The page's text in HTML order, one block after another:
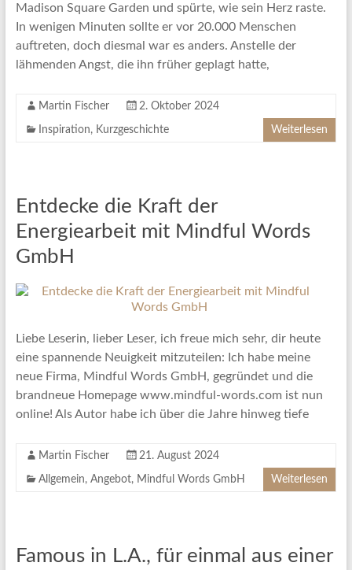
Madison Square Garden und spürte, wie sein Herz raste.
In wenigen Minuten sollte er vor 20.000 Menschen
auftreten, doch diesmal war es anders. Anstelle der
lähmenden Angst, die ihn früher geplagt hatte,
Martin Fischer 2. Oktober 2024
Inspiration, Kurzgeschichte Weiterlesen
Entdecke die Kraft der
Energiearbeit mit Mindful Words
GmbH
Liebe Leserin, lieber Leser, ich freue mich sehr, dir heute
eine spannende Neuigkeit mitzuteilen: Ich habe meine
neue Firma, Mindful Words GmbH, gegründet und die
brandneue Homepage www.mindful-words.com ist nun
online! Als Autor habe ich über die Jahre hinweg tiefe
Martin Fischer 21. August 2024
Allgemein, Angebot, Mindful Words GmbH Weiterlesen
Famous in L.A., für einmal aus einer